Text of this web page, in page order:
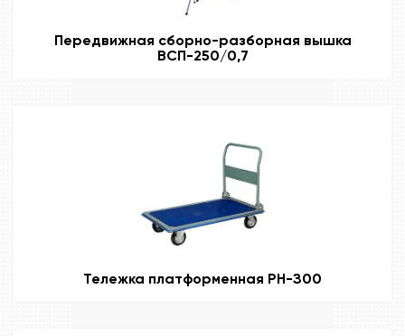
Передвижная сборно-разборная вышка
ВСП-250/0,7
Тележка платформенная РН-З00